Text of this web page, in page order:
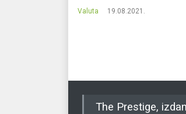
Valuta 19.08.2021.
The Prestige,